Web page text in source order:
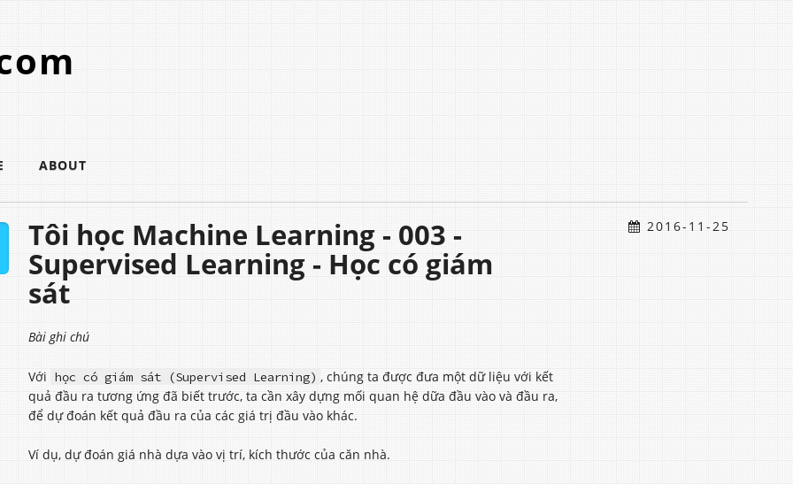
ABOUT
2016-11-25
Tôi học Machine Learning - 003 -
Supervised Learning - Học có giám
sát
Bài ghi chú
Với học có giám sát (Supervised Learning) , chúng ta được đưa một dữ liệu với kết
quả đầu ra tương ứng đã biết trước, ta cần xây dựng mối quan hệ dữa đầu vào và đầu ra,
để dự đoán kết quả đầu ra của các giá trị đầu vào khác.
Ví dụ, dự đoán giá nhà dựa vào vị trí, kích thước của căn nhà.